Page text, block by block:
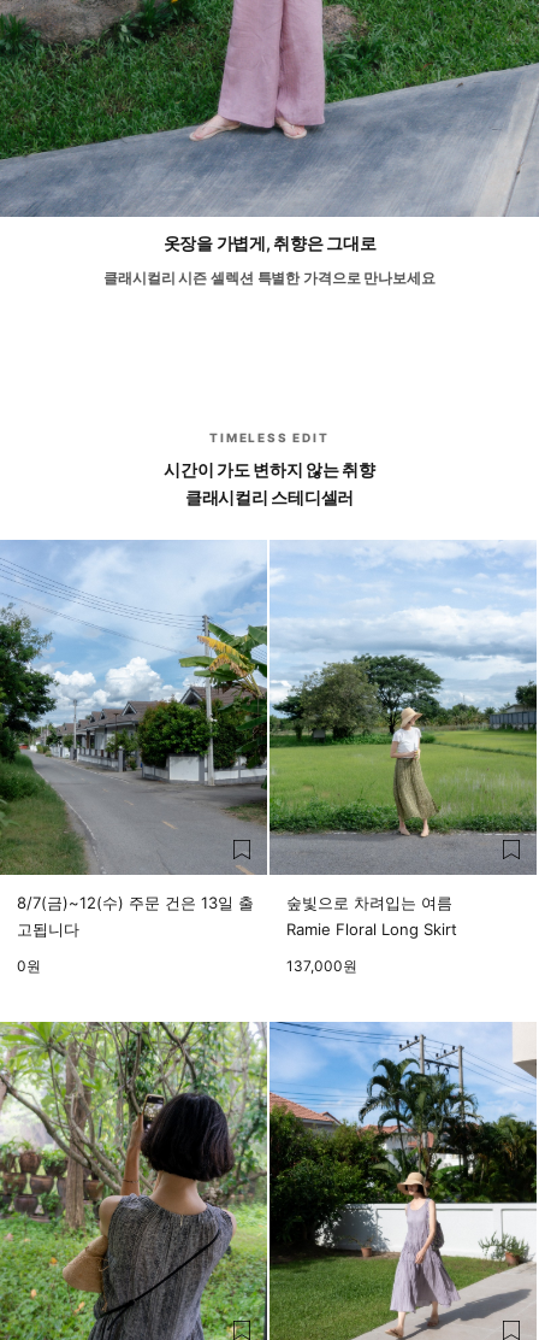
옷장을 가볍게, 취향은 그대로
클래시컬리 시즌 셀렉션 특별한 가격으로 만나보세요
TIMELESS EDIT
시간이 가도 변하지 않는 취향
클래시컬리 스테디셀러
8/7(금)~12(수) 주문 건은 13일 출
고됩니다
0원
숲빛으로 차려입는 여름
Ramie Floral Long Skirt
137,000원